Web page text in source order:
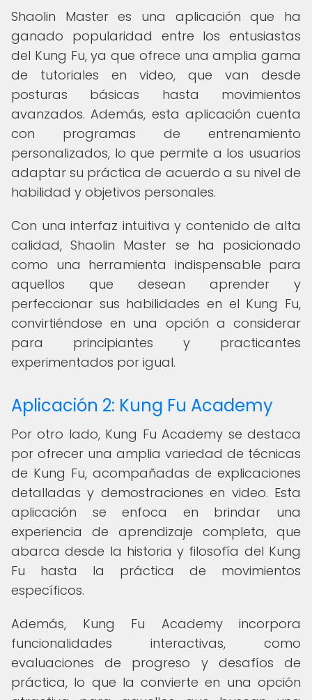
Shaolin Master es una aplicación que ha
ganado popularidad entre los entusiastas
del Kung Fu, ya que ofrece una amplia gama
de tutoriales en video, que van desde
posturas básicas hasta movimientos
avanzados. Además, esta aplicación cuenta
con programas de entrenamiento
personalizados, lo que permite a los usuarios
adaptar su práctica de acuerdo a su nivel de
habilidad y objetivos personales.
Con una interfaz intuitiva y contenido de alta
calidad, Shaolin Master se ha posicionado
como una herramienta indispensable para
aquellos que desean aprender y
perfeccionar sus habilidades en el Kung Fu,
convirtiéndose en una opción a considerar
para principiantes y practicantes
experimentados por igual.
Aplicación 2: Kung Fu Academy
Por otro lado, Kung Fu Academy se destaca
por ofrecer una amplia variedad de técnicas
de Kung Fu, acompañadas de explicaciones
detalladas y demostraciones en video. Esta
aplicación se enfoca en brindar una
experiencia de aprendizaje completa, que
abarca desde la historia y filosofía del Kung
Fu hasta la práctica de movimientos
específicos.
Además, Kung Fu Academy incorpora
funcionalidades interactivas, como
evaluaciones de progreso y desafíos de
práctica, lo que la convierte en una opción